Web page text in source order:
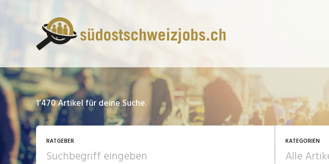
1’470Artikel für deine Suche.
RATGEBER KATEGORIEN